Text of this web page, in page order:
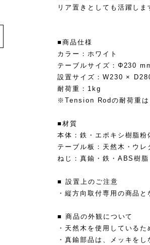
リア置きとしても活躍しま
■商品仕様
カラー：ホワイト
テーブルサイズ：Φ230
設置サイズ：W230 ×
耐荷重：1kg
※Tension Rodの耐荷重は
■材質
本体：鉄・エポキシ樹脂粉
テーブル板：天然木・ウレ
ねじ：真鍮・鉄・ABS樹脂
■ 設置上のご注意
・縦方向取付専用の商品
■ 商品の外観について
・天然木を使用している
・真鍮部品は、メッキを